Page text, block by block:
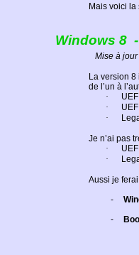
Mais voici la
Windows 8 -
Mise à
La version
de l’un à
·
·
·
Je n’ai pas
·
·
Aussi je
-
-